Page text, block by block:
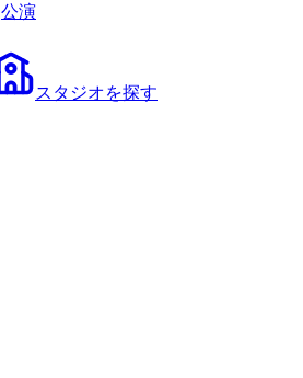
公演
スタジオを探す